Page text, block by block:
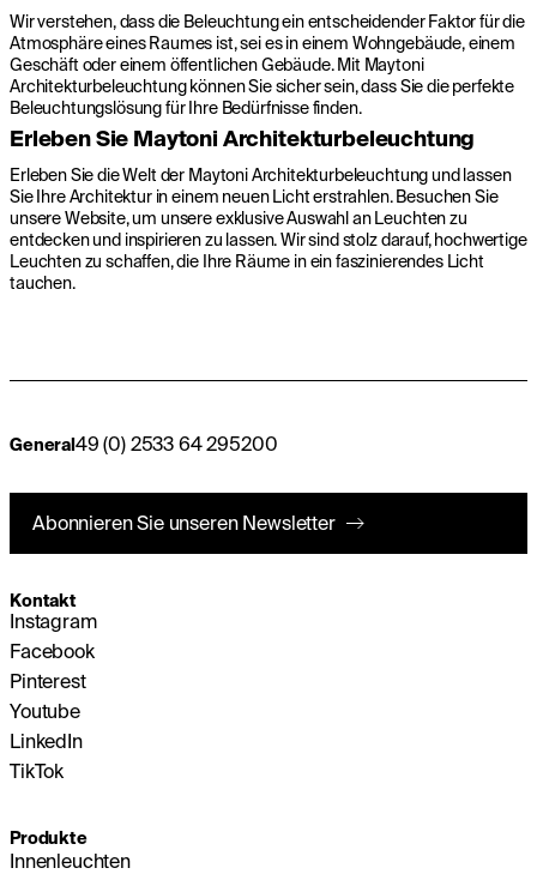
Wir verstehen, dass die Beleuchtung ein entscheidender Faktor für die
Atmosphäre eines Raumes ist, sei es in einem Wohngebäude, einem
Geschäft oder einem öffentlichen Gebäude. Mit Maytoni
Architekturbeleuchtung können Sie sicher sein, dass Sie die perfekte
Beleuchtungslösung für Ihre Bedürfnisse finden.
Erleben Sie Maytoni Architekturbeleuchtung
Erleben Sie die Welt der Maytoni Architekturbeleuchtung und lassen
Sie Ihre Architektur in einem neuen Licht erstrahlen. Besuchen Sie
unsere Website, um unsere exklusive Auswahl an Leuchten zu
entdecken und inspirieren zu lassen. Wir sind stolz darauf, hochwertige
Leuchten zu schaffen, die Ihre Räume in ein faszinierendes Licht
tauchen.
General 49 (0) 2533 64 295200
Abonnieren Sie unseren Newsletter
Kontakt
Instagram
Facebook
Pinterest
Youtube
LinkedIn
TikTok
Produkte
Innenleuchten